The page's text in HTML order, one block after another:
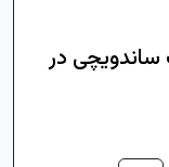
ساندویچی در